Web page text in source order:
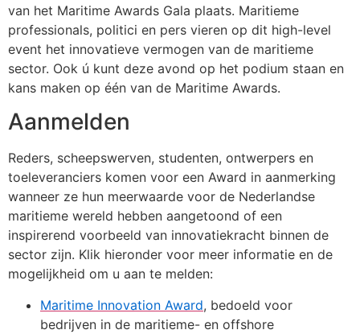
van het Maritime Awards Gala plaats. Maritieme
professionals, politici en pers vieren op dit high-level
event het innovatieve vermogen van de maritieme
sector. Ook ú kunt deze avond op het podium staan en
kans maken op één van de Maritime Awards.
Aanmelden
Reders, scheepswerven, studenten, ontwerpers en
toeleveranciers komen voor een Award in aanmerking
wanneer ze hun meerwaarde voor de Nederlandse
maritieme wereld hebben aangetoond of een
inspirerend voorbeeld van innovatiekracht binnen de
sector zijn. Klik hieronder voor meer informatie en de
mogelijkheid om u aan te melden:
Maritime Innovation Award, bedoeld voor
bedrijven in de maritieme- en offshore